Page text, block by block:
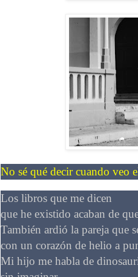
No sé qué decir cuando veo
Los libros que me dicen
que he existido acaban de
También ardió la pareja que
con un corazón de helio a
Mi hijo me habla de